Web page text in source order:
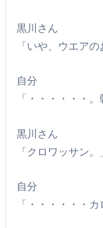
黒川さん
「いや、ウエアの
自分
「・・・・・・
黒川さん
「クロワッサン。」
自分
「・・・・・・